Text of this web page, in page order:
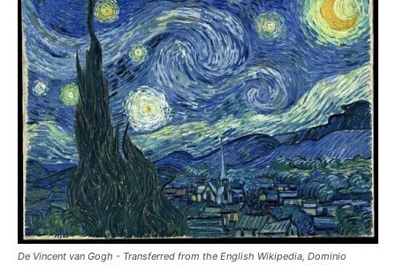
De Vincent van Gogh - Transferred from the English Wikipedia, Dominio